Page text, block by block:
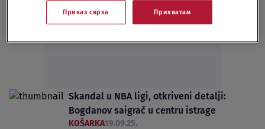
Skandal u NBA ligi, otkriveni detalji:
Bogdanov saigrač u centru istrage
KOŠARKA19.09.25.
Приказ сврха Прихватам